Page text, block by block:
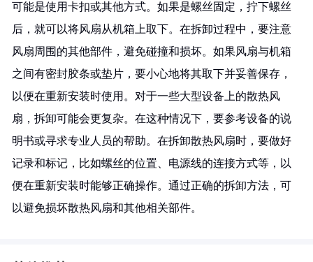
可能是使用卡扣或其他方式。如果是螺丝固定，拧下螺丝
后，就可以将风扇从机箱上取下。在拆卸过程中，要注意
风扇周围的其他部件，避免碰撞和损坏。如果风扇与机箱
之间有密封胶条或垫片，要小心地将其取下并妥善保存，
以便在重新安装时使用。对于一些大型设备上的散热风
扇，拆卸可能会更复杂。在这种情况下，要参考设备的说
明书或寻求专业人员的帮助。在拆卸散热风扇时，要做好
记录和标记，比如螺丝的位置、电源线的连接方式等，以
便在重新安装时能够正确操作。通过正确的拆卸方法，可
以避免损坏散热风扇和其他相关部件。